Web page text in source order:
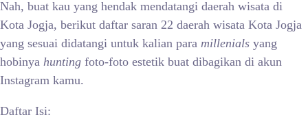
Nah, buat kau yang hendak mendatangi daerah wisata di
Kota Jogja, berikut daftar saran 22 daerah wisata Kota Jogja
yang sesuai didatangi untuk kalian para millenials yang
hobinya hunting foto-foto estetik buat dibagikan di akun
Instagram kamu.
Daftar Isi: